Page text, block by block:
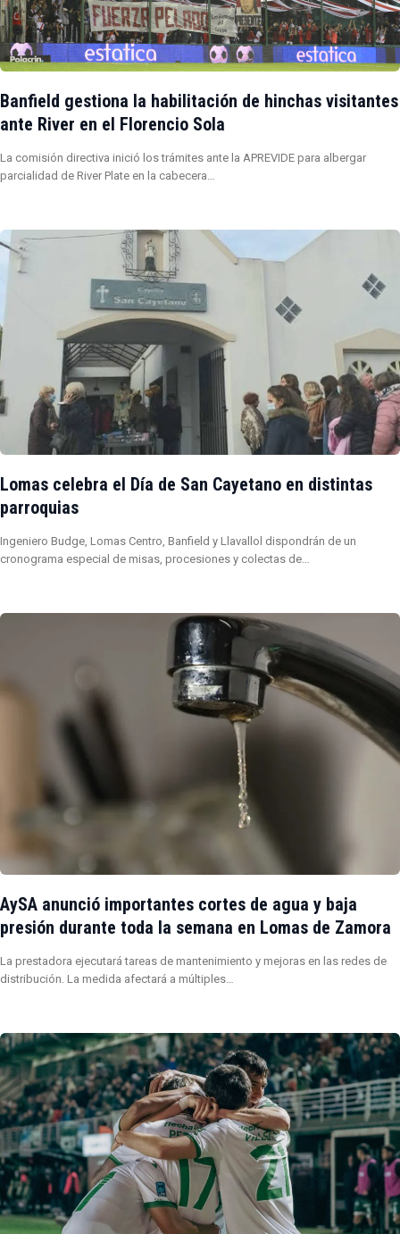
Banfield gestiona la habilitación de hinchas visitantes
ante River en el Florencio Sola
La comisión directiva inició los trámites ante la APREVIDE para albergar
parcialidad de River Plate en la cabecera…
Lomas celebra el Día de San Cayetano en distintas
parroquias
Ingeniero Budge, Lomas Centro, Banfield y Llavallol dispondrán de un
cronograma especial de misas, procesiones y colectas de…
AySA anunció importantes cortes de agua y baja
presión durante toda la semana en Lomas de Zamora
La prestadora ejecutará tareas de mantenimiento y mejoras en las redes de
distribución. La medida afectará a múltiples…